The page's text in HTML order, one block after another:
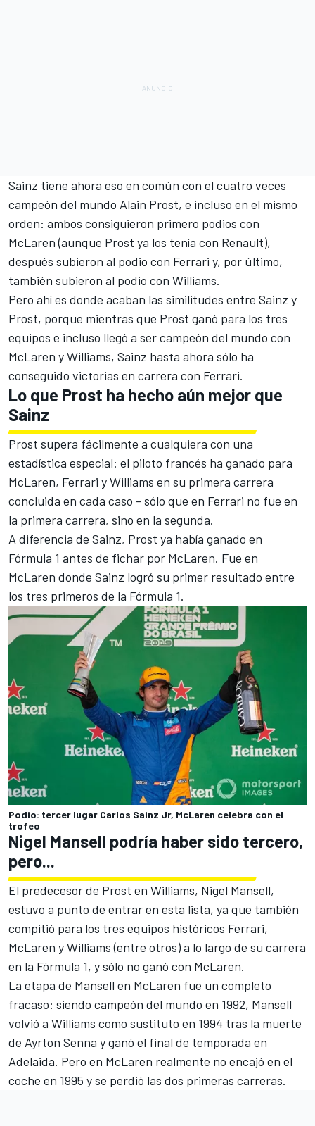
Sainz tiene ahora eso en común con el cuatro veces
campeón del mundo Alain Prost, e incluso en el mismo
orden: ambos consiguieron primero podios con
McLaren (aunque Prost ya los tenía con Renault),
después subieron al podio con Ferrari y, por último,
también subieron al podio con Williams.
Pero ahí es donde acaban las similitudes entre Sainz y
Prost, porque mientras que Prost ganó para los tres
equipos e incluso llegó a ser campeón del mundo con
McLaren y Williams, Sainz hasta ahora sólo ha
conseguido victorias en carrera con Ferrari.
Lo que Prost ha hecho aún mejor que
Sainz
Prost supera fácilmente a cualquiera con una
estadística especial: el piloto francés ha ganado para
McLaren, Ferrari y Williams en su primera carrera
concluida en cada caso - sólo que en Ferrari no fue en
la primera carrera, sino en la segunda.
A diferencia de Sainz, Prost ya había ganado en
Fórmula 1 antes de fichar por McLaren. Fue en
McLaren donde Sainz logró su primer resultado entre
los tres primeros de la Fórmula 1.
Podio: tercer lugar Carlos Sainz Jr, McLaren celebra con el
trofeo
Nigel Mansell podría haber sido tercero,
pero...
El predecesor de Prost en Williams, Nigel Mansell,
estuvo a punto de entrar en esta lista, ya que también
compitió para los tres equipos históricos Ferrari,
McLaren y Williams (entre otros) a lo largo de su carrera
en la Fórmula 1, y sólo no ganó con McLaren.
La etapa de Mansell en McLaren fue un completo
fracaso: siendo campeón del mundo en 1992, Mansell
volvió a Williams como sustituto en 1994 tras la muerte
de Ayrton Senna y ganó el final de temporada en
Adelaida. Pero en McLaren realmente no encajó en el
coche en 1995 y se perdió las dos primeras carreras.